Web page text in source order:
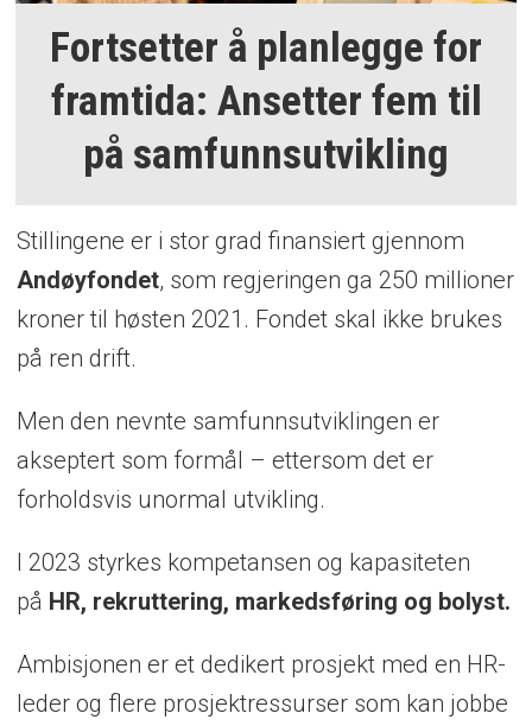
Fortsetter å planlegge for
framtida: Ansetter fem til
på samfunnsutvikling
Stillingene er i stor grad finansiert gjennom
Andøyfondet, som regjeringen ga 250 millioner
kroner til høsten 2021. Fondet skal ikke brukes
på ren drift.
Men den nevnte samfunnsutviklingen er
akseptert som formål – ettersom det er
forholdsvis unormal utvikling.
I 2023 styrkes kompetansen og kapasiteten
på HR, rekruttering, markedsføring og bolyst.
Ambisjonen er et dedikert prosjekt med en HR-
leder og flere prosjektressurser som kan jobbe